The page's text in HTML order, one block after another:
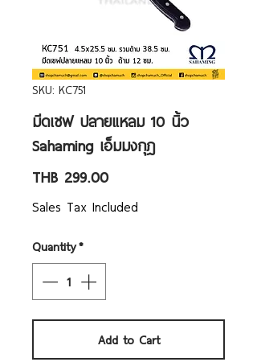
SKU: KC751
มีดเชฟ ปลายแหลม 10 นิ้ว
Sahaming เอ็มมงกุฎ
THB 299.00Price
Sales Tax Included
Quantity*
Add to Cart